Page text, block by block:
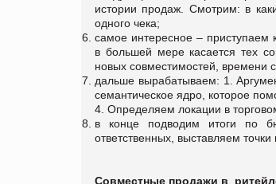
истории продаж. Смотрим: в
одного чека;
самое интересное –
в большей мере касается тех
новых совместимостей, времени
дальше вырабатываем: 1.
семантическое ядро, которое
4. Определяем локации в
в конце подводим итоги по
ответственных, выставляем точки
Совместные продажи в